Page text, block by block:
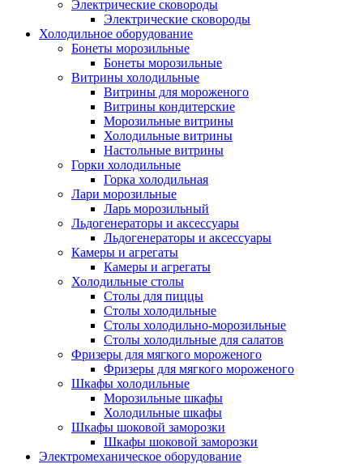
Электрические сковороды
Электрические сковороды
Холодильное оборудование
Бонеты морозильные
Бонеты морозильные
Витрины холодильные
Витрины для мороженого
Витрины кондитерские
Морозильные витрины
Холодильные витрины
Настольные витрины
Горки холодильные
Горка холодильная
Лари морозильные
Ларь морозильный
Льдогенераторы и аксессуары
Льдогенераторы и аксессуары
Камеры и агрегаты
Камеры и агрегаты
Холодильные столы
Столы для пиццы
Столы холодильные
Столы холодильно-морозильные
Столы холодильные для салатов
Фризеры для мягкого мороженого
Фризеры для мягкого мороженого
Шкафы холодильные
Mорозильные шкафы
Холодильные шкафы
Шкафы шоковой заморозки
Шкафы шоковой заморозки
Электромеханическое оборудование